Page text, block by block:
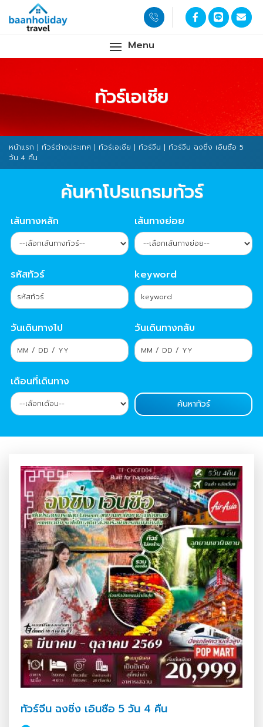
Menu
ทัวร์เอเชีย
หน้าแรก | ทัวร์ต่างประเทศ | ทัวร์เอเชีย | ทัวร์จีน | ทัวร์จีน ฉงชิ่ง เอินซือ 5
วัน 4 คืน
ค้นหาโปรแกรมทัวร์
เส้นทางหลัก เส้นทางย่อย
รหัสทัวร์ keyword
วันเดินทางไป วันเดินทางกลับ
เดือนที่เดินทาง
ทัวร์จีน ฉงชิ่ง เอินซือ 5 วัน 4 คืน